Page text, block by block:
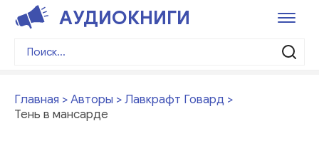
АУДИОКНИГИ
Главная Авторы
Лавкрафт Говард
Тень в мансарде